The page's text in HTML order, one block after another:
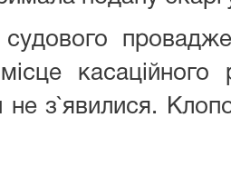
судового
касаційного
не з`явилися.